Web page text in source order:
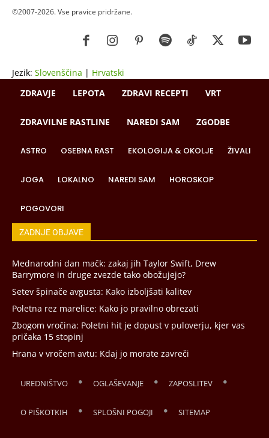
©2007-2026. Vse pravice pridržane.
Jezik: Slovenščina | Hrvatski
ZDRAVJE
LEPOTA ZDRAVI RECEPTI VRT
ZDRAVILNE RASTLINE NAREDI SAM ZGODBE
ASTRO OSEBNA RAST EKOLOGIJA & OKOLJE ŽIVALI
JOGA LOKALNO NAREDI SAM HOROSKOP
POGOVORI
ZADNJE OBJAVE
Mednarodni dan mačk: zakaj jih Taylor Swift, Drew
Barrymore in druge zvezde tako obožujejo?
Setev špinače avgusta: Kako izboljšati kalitev
Poletna rez marelice: Kako jo pravilno obrezati
Zbogom vročina: Poletni hit je dopust v puloverju, kjer vas
pričaka 15 stopinj
Hrana v vročem avtu: Kdaj jo morate zavreči
UREDNIŠTVO OGLAŠEVANJE ZAPOSLITEV
O PIŠKOTKIH SPLOŠNI POGOJI SITEMAP